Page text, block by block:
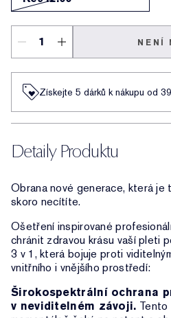
NENÍ
Získejte 5 dárků k nákupu od
Detaily Produktu
Obrana nové generace, která je
skoro necítíte.
Ošetření inspirované
chránit zdravou krásu vaší pleti
3 v 1, která bojuje proti
vnitřního i vnějšího prostředí:
Širokospektrální ochrana
v neviditelném závoji. Tento